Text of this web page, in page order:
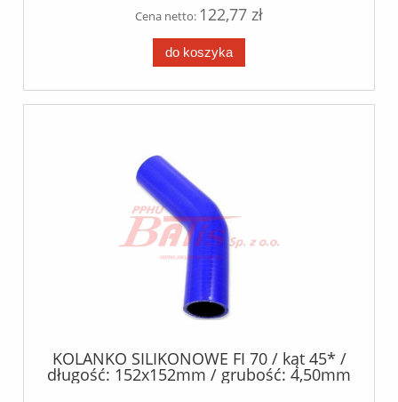
Cena netto: 122,77 zł
do koszyka
KOLANKO SILIKONOWE FI 70 / kąt 45* /
długość: 152x152mm / grubość: 4,50mm
/- 0.5mm / silikon poliester /